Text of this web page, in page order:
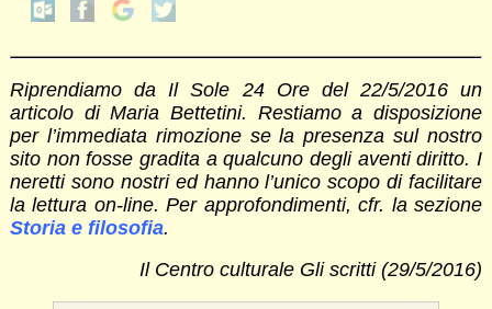
Riprendiamo da Il Sole 24 Ore del 22/5/2016 un
articolo di Maria Bettetini. Restiamo a disposizione
per l’immediata rimozione se la presenza sul nostro
sito non fosse gradita a qualcuno degli aventi diritto. I
neretti sono nostri ed hanno l’unico scopo di facilitare
la lettura on-line. Per approfondimenti, cfr. la sezione
Storia e filosofia.
Il Centro culturale Gli scritti (29/5/2016)